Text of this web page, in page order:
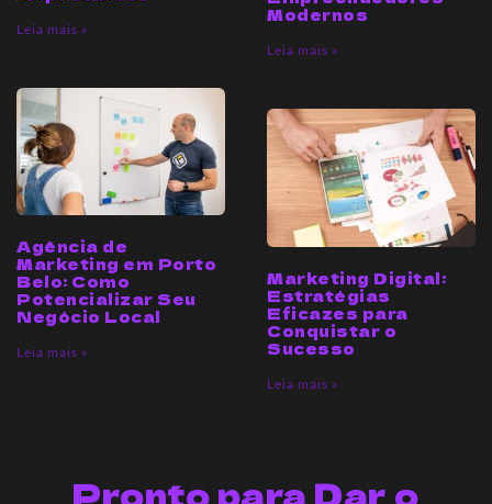
Leia mais »
Modernos
Leia mais »
Agência de
Marketing em Porto
Belo: Como
Potencializar Seu
Negócio Local
Leia mais »
Marketing Digital:
Estratégias
Eficazes para
Conquistar o
Sucesso
Leia mais »
Pronto para Dar o